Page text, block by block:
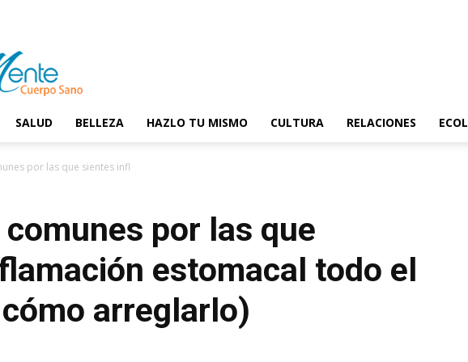
SALUD BELLEZA HAZLO TU MISMO CULTURA RELACIONES
por las que sientes inflamación estomacal todo el tiempo...
por las que
estomacal todo el
arreglarlo)